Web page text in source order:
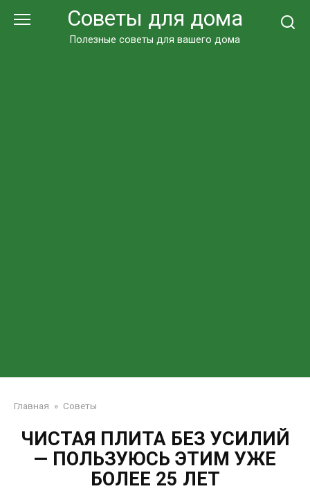
Советы для дома
Полезные советы для вашего дома
Главная » Советы
ЧИСТАЯ ПЛИТА БЕЗ УСИЛИЙ
— ПОЛЬЗУЮСЬ ЭТИМ УЖЕ
БОЛЕЕ 25 ЛЕТ